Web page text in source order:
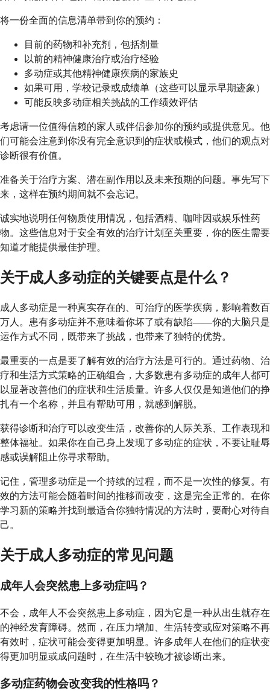
将一份全面的信息清单带到你的预约：
目前的药物和补充剂，包括剂量
以前的精神健康治疗或治疗经验
多动症或其他精神健康疾病的家族史
如果可用，学校记录或成绩单（这些可以显示早期迹象）
可能反映多动症相关挑战的工作绩效评估
考虑请一位值得信赖的家人或伴侣参加你的预约或提供意见。他
们可能会注意到你没有完全意识到的症状或模式，他们的观点对
诊断很有价值。
准备关于治疗方案、潜在副作用以及未来预期的问题。事先写下
来，这样在预约期间就不会忘记。
诚实地说明任何物质使用情况，包括酒精、咖啡因或娱乐性药
物。这些信息对于安全有效的治疗计划至关重要，你的医生需要
知道才能提供最佳护理。
关于成人多动症的关键要点是什么？
成人多动症是一种真实存在的、可治疗的医学疾病，影响着数百
万人。患有多动症并不意味着你坏了或有缺陷——你的大脑只是
运作方式不同，既带来了挑战，也带来了独特的优势。
最重要的一点是要了解有效的治疗方法是可行的。通过药物、治
疗和生活方式策略的正确组合，大多数患有多动症的成年人都可
以显著改善他们的症状和生活质量。许多人仅仅是知道他们的挣
扎有一个名称，并且有帮助可用，就感到解脱。
获得诊断和治疗可以改变生活，改善你的人际关系、工作表现和
整体福祉。如果你在自己身上发现了多动症的症状，不要让耻辱
感或误解阻止你寻求帮助。
记住，管理多动症是一个持续的过程，而不是一次性的修复。有
效的方法可能会随着时间的推移而改变，这是完全正常的。在你
学习新的策略并找到最适合你独特情况的方法时，要耐心对待自
己。
关于成人多动症的常见问题
成年人会突然患上多动症吗？
不会，成年人不会突然患上多动症，因为它是一种从出生就存在
的神经发育障碍。然而，在压力增加、生活转变或应对策略不再
有效时，症状可能会变得更加明显。许多成年人在他们的症状变
得更加明显或成问题时，在生活中较晚才被诊断出来。
多动症药物会改变我的性格吗？